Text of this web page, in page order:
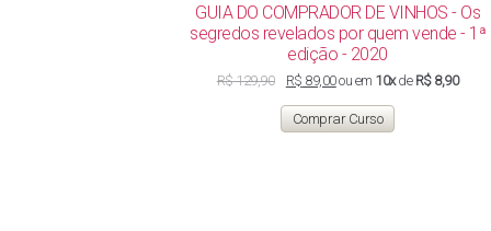
GUIA DO COMPRADOR DE VINHOS - Os
segredos revelados por quem vende - 1ª
edição - 2020
R$129,90
original
era:
R$ 129,90.
R$ 89,00O
atual
é:
R$ 89,00.
ou em 10xde R$ 8,90
Comprar Curso